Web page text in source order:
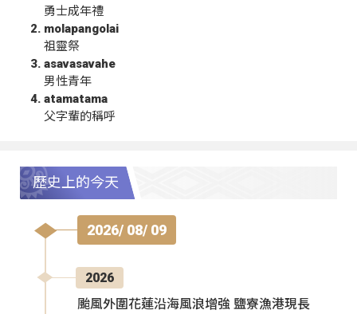
勇士成年禮
molapangolai
祖靈祭
asavasavahe
男性青年
atamatama
父字輩的稱呼
歷史上的今天
2026/ 08/ 09
2026
颱風外圍花蓮沿海風浪增強 鹽寮漁港現長